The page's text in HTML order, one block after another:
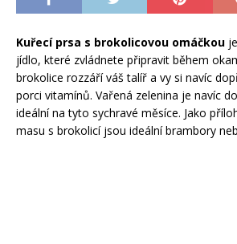
Kuřecí prsa s brokolicovou omáčkou
jídlo, které zvládnete připravit během
brokolice rozzáří váš talíř a vy si navíc
porci vitamínů. Vařená zelenina je navíc
ideální na tyto sychravé měsíce. Jako
masu s brokolicí jsou ideální brambory